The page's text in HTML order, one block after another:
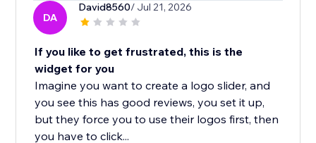
DA
David8560/ Jul 21, 2026
If you like to get frustrated, this is the
widget for you
Imagine you want to create a logo slider, and
you see this has good reviews, you set it up,
but they force you to use their logos first, then
you have to click...